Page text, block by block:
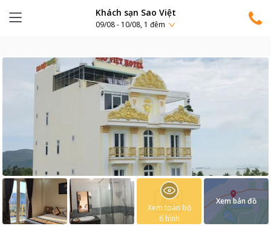
Khách sạn Sao Việt
09/08 - 10/08, 1 đêm
Xem toàn bộ
6 hình
Xem bản đồ